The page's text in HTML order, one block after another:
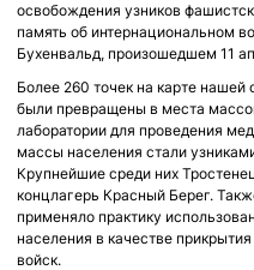
освобождения узников
память об интернациональном
Бухенвальд, произошедшем 11
Более 260 точек на карте
были превращены в места
лаборатории для проведения
массы населения стали
Крупнейшие среди них
концлагерь Красный Берег.
применяло практику
населения в качестве
войск.